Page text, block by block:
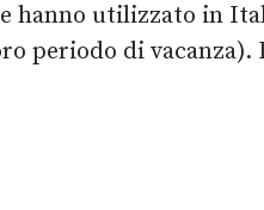
hanno utilizzato in
periodo di